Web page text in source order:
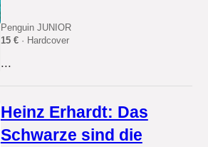
Penguin JUNIOR
15 €· Hardcover
...
Heinz Erhardt: Das
Schwarze sind die